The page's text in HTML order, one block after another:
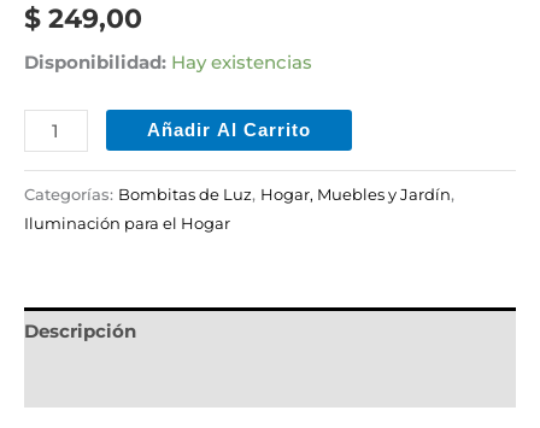
$ 249,00
Disponibilidad: Hay existencias
Añadir Al Carrito
Categorías: Bombitas de Luz, Hogar, Muebles y Jardín,
Iluminación para el Hogar
Descripción